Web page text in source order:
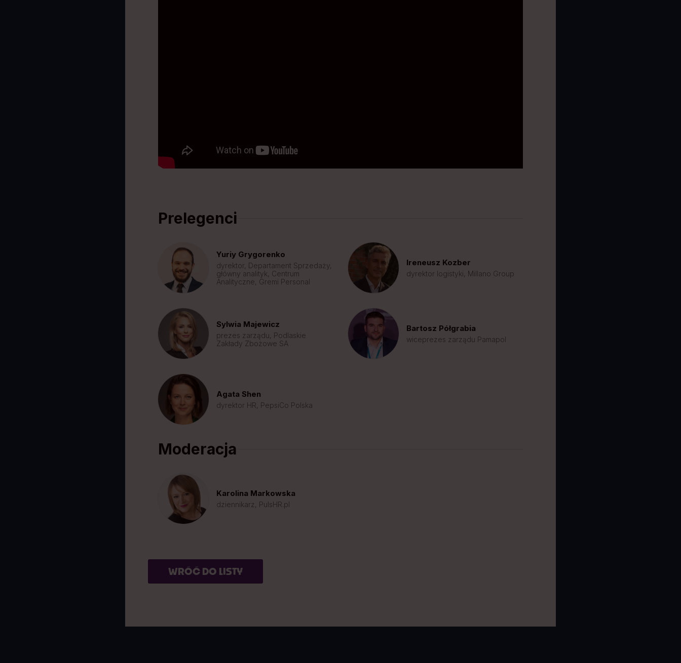
Prelegenci
Yuriy Grygorenko
dyrektor, Departament Sprzedaży,
główny analityk, Centrum
Analityczne, Gremi Personal
Ireneusz Kozber
dyrektor logistyki, Millano Group
Sylwia Majewicz
prezes zarządu, Podlaskie
Zakłady Zbożowe SA
Bartosz Półgrabia
wiceprezes zarządu Pamapol
Agata Shen
dyrektor HR, PepsiCo Polska
Moderacja
Karolina Markowska
dziennikarz, PulsHR.pl
WRÓĆ DO LISTY